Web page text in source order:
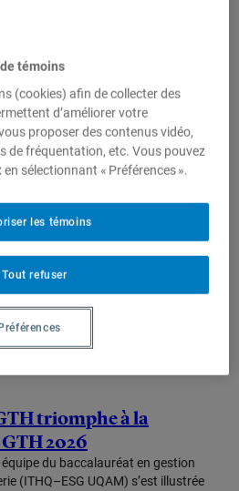
triomphe à la
2026
du baccalauréat en gestion
(ITHQ–ESG UQAM) s’est illustrée
témoins
(cookies) afin de collecter des
d’améliorer votre
proposer des contenus vidéo,
de fréquentation, etc. Vous pouvez
sélectionnant « Préférences ».
Tout refuser
les témoins